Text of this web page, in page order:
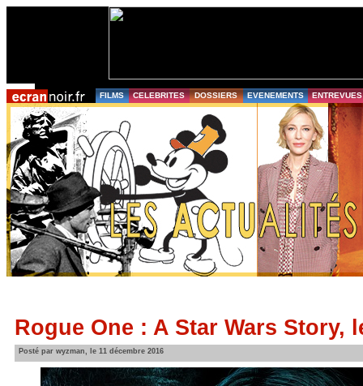
FILMS CELEBRITES DOSSIERS EVENEMENTS ENTREVUES
Rogue One : A Star Wars Story,
Posté par wyzman, le 11 décembre 2016